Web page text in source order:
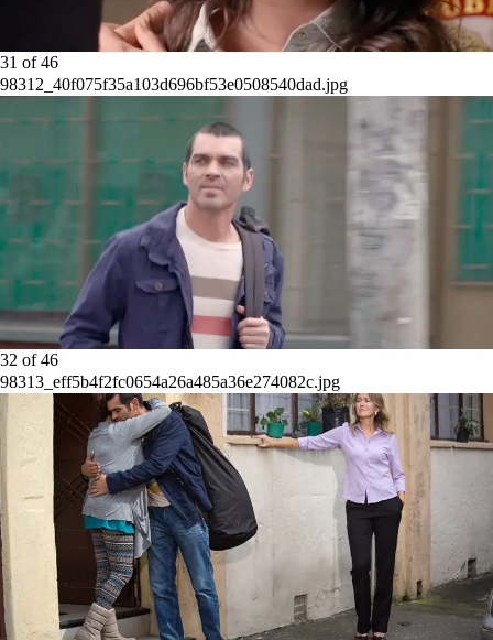
31 of46
98312_40f075f35a103d696bf53e0508540dad.jpg
32 of46
98313_eff5b4f2fc0654a26a485a36e274082c.jpg